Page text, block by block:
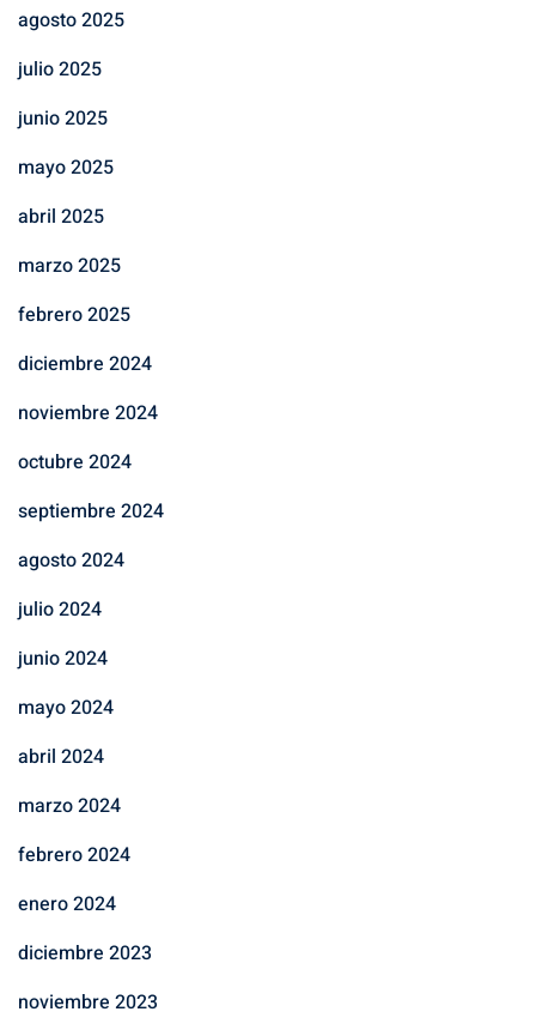
agosto 2025
julio 2025
junio 2025
mayo 2025
abril 2025
marzo 2025
febrero 2025
diciembre 2024
noviembre 2024
octubre 2024
septiembre 2024
agosto 2024
julio 2024
junio 2024
mayo 2024
abril 2024
marzo 2024
febrero 2024
enero 2024
diciembre 2023
noviembre 2023